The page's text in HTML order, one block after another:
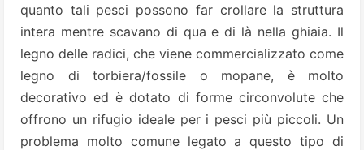
quanto tali pesci possono far crollare la struttura
intera mentre scavano di qua e di là nella ghiaia. Il
legno delle radici, che viene commercializzato come
legno di torbiera/fossile o mopane, è molto
decorativo ed è dotato di forme circonvolute che
offrono un rifugio ideale per i pesci più piccoli. Un
problema molto comune legato a questo tipo di